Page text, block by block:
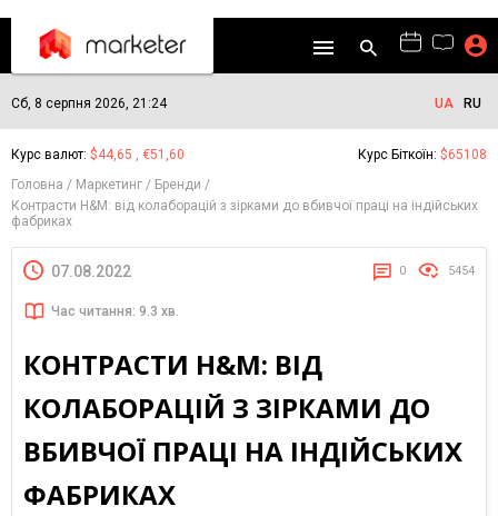
Сб, 8 серпня 2026, 21:24 UA RU
Курс валют: $44,65 , €51,60 Курс Біткоїн: $65108
Головна
Маркетинг
Бренди
Контрасти H&M: від колаборацій з зірками до вбивчої праці на індійських
фабриках
07.08.2022 0 5454
Час читання: 9.3 хв.
КОНТРАСТИ H&M: ВІД
КОЛАБОРАЦІЙ З ЗІРКАМИ ДО
ВБИВЧОЇ ПРАЦІ НА ІНДІЙСЬКИХ
ФАБРИКАХ